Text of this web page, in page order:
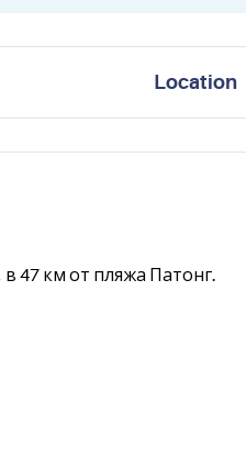
Location
47 км от пляжа Патонг.